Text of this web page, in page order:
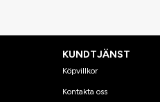
KUNDTJÄNST
Köpvillkor
Kontakta oss